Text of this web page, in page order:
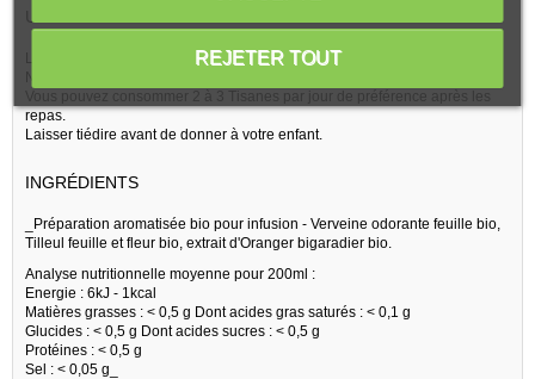
UTILISATIONS
Laisser infuser votre sachet dose Calmirel Apaisante Enfants Bio Romon
Nature 3 à 4 minutes dans une tasse d'eau chaude.
Vous pouvez consommer 2 à 3 Tisanes par jour de préférence après les
repas.
Laisser tiédire avant de donner à votre enfant.
INGRÉDIENTS
_Préparation aromatisée bio pour infusion - Verveine odorante feuille bio,
Tilleul feuille et fleur bio, extrait d'Oranger bigaradier bio.
Analyse nutritionnelle moyenne pour 200ml :
Energie : 6kJ - 1kcal
Matières grasses : < 0,5 g Dont acides gras saturés : < 0,1 g
Glucides : < 0,5 g Dont acides sucres : < 0,5 g
Protéines : < 0,5 g
Sel : < 0,05 g_
REJETER TOUT